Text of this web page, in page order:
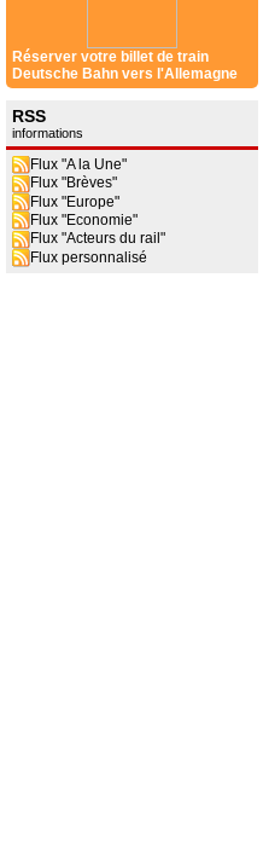
Réserver votre billet de train
Deutsche Bahn vers l'Allemagne
RSS
informations
Flux "A la Une"
Flux "Brèves"
Flux "Europe"
Flux "Economie"
Flux "Acteurs du rail"
Flux personnalisé